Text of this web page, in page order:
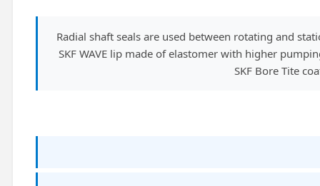
Radial shaft seals are used between rotating and
SKF WAVE lip made of elastomer with higher
SKF Bore Tite